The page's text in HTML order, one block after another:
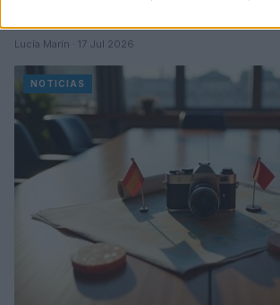
Mejoras en los retrasos de vuelos en
San Francisco
Lucía Marín · 17 Jul 2026
NOTICIAS